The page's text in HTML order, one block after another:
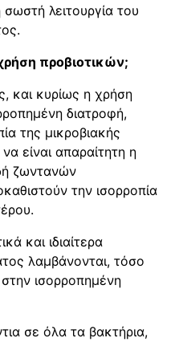
λειτουργία του
χρήση προβιοτικών;
και κυρίως η χρήση
διατροφή,
της μικροβιακής
είναι απαραίτητη η
ζωντανών
την ισορροπία
και ιδιαίτερα
λαμβάνονται, τόσο
ισορροπημένη
σε όλα τα βακτήρια,